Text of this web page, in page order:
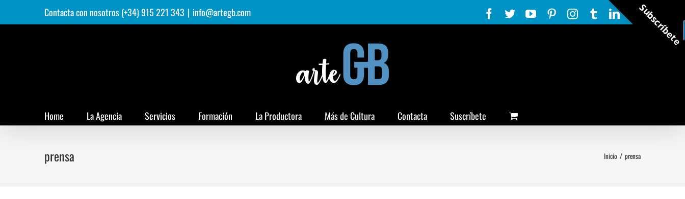
al
Contacta con nosotros (+34) 915 221 343 | info@artegb.com Facebook
TwitterYouTubePinterestInstagram
TumblrLinkedIn
Rss
Home La Agencia Servicios Formación La Productora Más de Cultura Contacta Suscríbete
prensa Inicio / prensa
Subscríbete